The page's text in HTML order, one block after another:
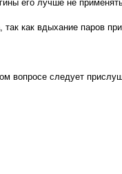
его лучше не
так как вдыхание паров
вопросе следует